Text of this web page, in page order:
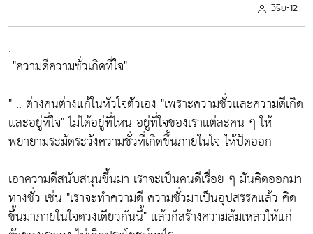
วิริยะ12
.
"ความดีความชั่วเกิดที่ใจ"
" .. ต่างคนต่างแก้ในหัวใจตัวเอง "เพราะความชั่วและความดีเกิด
และอยู่ที่ใจ"ไม่ได้อยู่ที่ไหน อยู่ที่ใจของเราแต่ละคน ๆ ให้
พยายามระมัดระวังความชั่วที่เกิดขึ้นภายในใจ ให้ปัดออก
เอาความดีสนับสนุนขึ้นมา เราจะเป็นคนดีเรื่อย ๆ มันคิดออกมา
ทางชั่ว เช่น "เราจะทำความดี ความชั่วมาเป็นอุปสรรคแล้ว คิด
ขึ้นมาภายในใจดวงเดียวกันนี้" แล้วก็สร้างความล้มเหลวให้แก่